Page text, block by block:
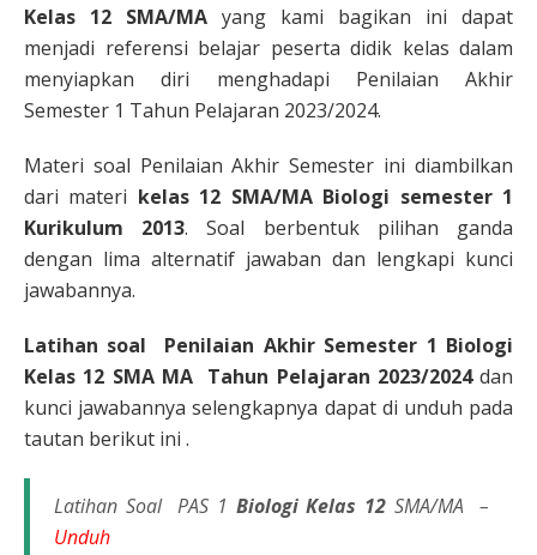
Kelas 12 SMA/MA yang kami bagikan ini dapat
menjadi referensi belajar peserta didik kelas dalam
menyiapkan diri menghadapi Penilaian Akhir
Semester 1 Tahun Pelajaran 2023/2024.
Materi soal Penilaian Akhir Semester ini diambilkan
dari materi kelas 12 SMA/MA Biologi semester 1
Kurikulum 2013. Soal berbentuk pilihan ganda
dengan lima alternatif jawaban dan lengkapi kunci
jawabannya.
Latihan soal Penilaian Akhir Semester 1 Biologi
Kelas 12 SMA MA Tahun Pelajaran 2023/2024 dan
kunci jawabannya selengkapnya dapat di unduh pada
tautan berikut ini .
Latihan Soal PAS 1 Biologi Kelas 12SMA/MA –
Unduh